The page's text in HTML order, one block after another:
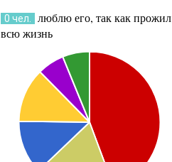
0 чел.
люблю его, так как прожил
всю жизнь